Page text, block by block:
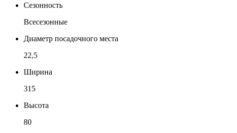
Сезонность
Всесезонные
Диаметр посадочного места
22,5
Ширина
315
Высота
80